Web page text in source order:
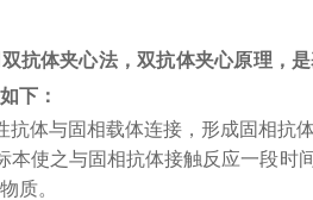
抗体夹心法，双抗体夹心原理，
下：
抗体与固相载体连接，形成固相抗
本使之与固相抗体接触反应一段
质。